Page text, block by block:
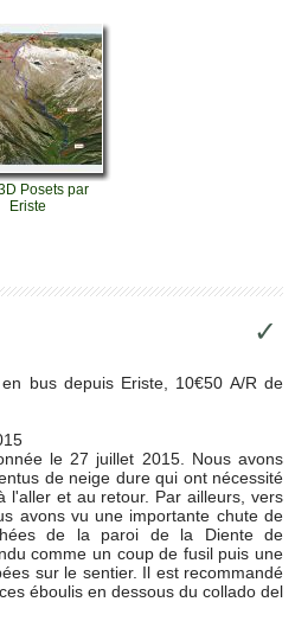
Posets par
Eriste
✓
bus depuis Eriste, 10€50 A/R de
le 27 juillet 2015. Nous avons
de neige dure qui ont nécessité
l'aller et au retour. Par ailleurs, vers
avons vu une importante chute de
de la paroi de la Diente de
comme un coup de fusil puis une
sur le sentier. Il est recommandé
éboulis en dessous du collado del